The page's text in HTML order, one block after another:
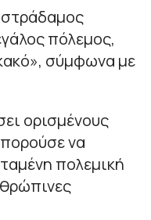
πόλεμος,
σύμφωνα με
ορισμένους
να
πολεμική